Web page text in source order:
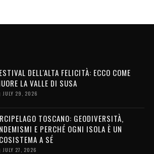
DELL'ALTA FELICITÀ: ECCO COME
LA VALLE DI SUSA
JULY 29, 2026
TOSCANO: GEODIVERSITÀ,
E PERCHÉ OGNI ISOLA È UN
A SÉ
JULY 27, 2026